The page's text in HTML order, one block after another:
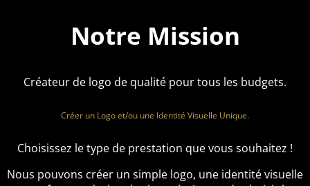
Notre Mission
Créateur de logo de qualité pour tous les budgets.
Créer un Logo et/ou une Identité Visuelle Unique.
Choisissez le type de prestation que vous souhaitez !
Nous pouvons créer un simple logo, une identité visuelle